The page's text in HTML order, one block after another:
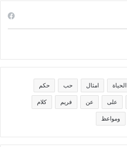
الحياة امثال حب حكم
على عن فريم كلام
ومواعظ